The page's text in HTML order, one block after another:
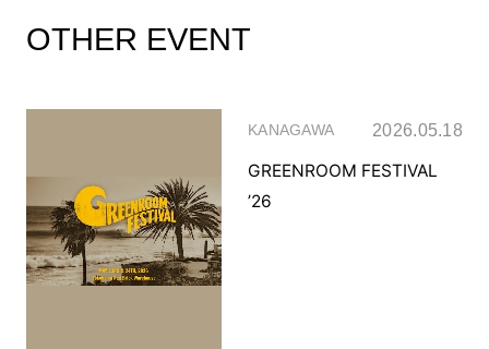
OTHER EVENT
KANAGAWA 2026.05.18
GREENROOM FESTIVAL
’26